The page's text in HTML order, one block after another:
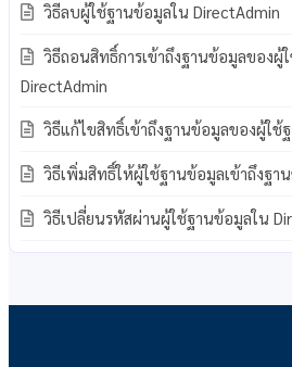
วิธีลบผู้ใช้ฐานข้อมูลใน DirectAdmin
วิธีถอนสิทธิ์การเข้าถึงฐานข้อมูลของผู้
DirectAdmin
วิธีแก้ไขสิทธิ์เข้าถึงฐานข้อมูลของผู้ใช้
วิธีเพิ่มสิทธิ์ให้ผู้ใช้ฐานข้อมูลเข้าถึงฐา
วิธีเปลี่ยนรหัสผ่านผู้ใช้ฐานข้อมูลใน